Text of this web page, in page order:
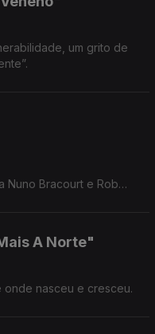
um grito de
Nuno Bracourt e Rob
A Norte"
onde nasceu e cresceu.